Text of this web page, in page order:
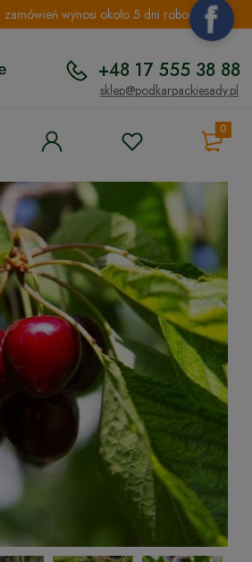
wynosi około 5 dni roboczych.
+48 17 555 38 88
sklep@podkarpackiesady.pl
0